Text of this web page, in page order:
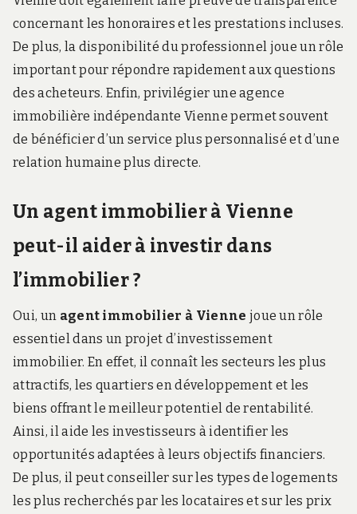
concernant les honoraires et les prestations incluses.
De plus, la disponibilité du professionnel joue un rôle
important pour répondre rapidement aux questions
des acheteurs. Enfin, privilégier une agence
immobilière indépendante Vienne permet souvent
de bénéficier d’un service plus personnalisé et d’une
relation humaine plus directe.
Un agent immobilier à Vienne
peut-il aider à investir dans
l’immobilier ?
Oui, un agent immobilier à Vienne joue un rôle
essentiel dans un projet d’investissement
immobilier. En effet, il connaît les secteurs les plus
attractifs, les quartiers en développement et les
biens offrant le meilleur potentiel de rentabilité.
Ainsi, il aide les investisseurs à identifier les
opportunités adaptées à leurs objectifs financiers.
De plus, il peut conseiller sur les types de logements
les plus recherchés par les locataires et sur les prix